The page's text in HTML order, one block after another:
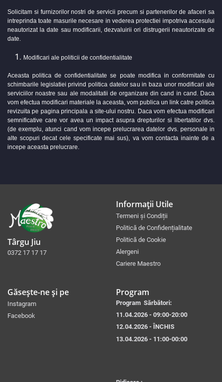
Solicitam si furnizorilor nostri de servicii precum si partenerilor de afaceri sa
intreprinda toate masurile necesare in vederea protectiei impotriva accesului
neautorizat la date sau modificarii, dezvaluirii ori distrugerii neautorizate de
date.
Modificari ale politicii de confidentialitate
Aceasta politica de confidentialitate se poate modifica in conformitate cu
schimbarile legislatiei privind politica datelor sau in baza unor modificari ale
serviciilor noastre sau ale modalitatii de organizare din cand in cand. Daca
vom efectua modificari materiale la aceasta, vom publica un link catre politica
revizuita pe pagina principala a site-ului nostru. Daca vom efectua modificari
semnificative care vor avea un impact asupra drepturilor si libertatilor dvs.
(de exemplu, atunci cand vom incepe prelucrarea datelor dvs. personale in
alte scopuri decat cele specificate mai sus), va vom contacta inainte de a
incepe aceasta prelucrare.
Târgu Jiu
0372 17 17 17
Informații Utile
Termeni și Condiții
Politică de Confidențialitate
Politică de Cookie
Alergeni
Cariere Maestro
Găsește-ne și pe
Instagram
Facebook
Program
Program Sărbători:
11.04.2026 - 09:00-20:00
12.04.2026 - ÎNCHIS
13.04.2026 - 11:00-00:00